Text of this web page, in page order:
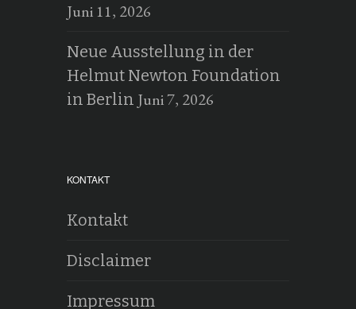
Juni 11, 2026
Neue Ausstellung in der
Helmut Newton Foundation
in Berlin Juni 7, 2026
KONTAKT
Kontakt
Disclaimer
Impressum